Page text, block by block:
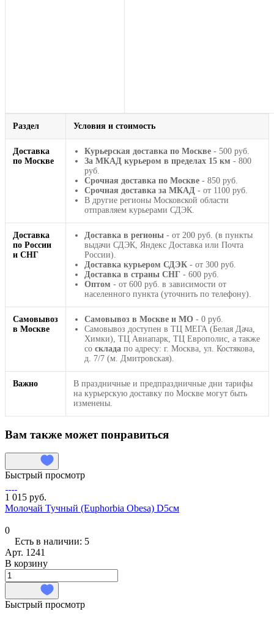
Раздел Условия и стоимость
Доставка
по Москве
Курьерская доставка по Москве - 500 руб.
За МКАД курьером в пределах 15 км - 800
руб.
Срочная доставка по Москве - 850 руб.
Срочная доставка за МКАД - от 1100 руб.
В другие регионы Московской области
отправляем курьерами СДЭК.
Доставка
по России
и СНГ
Доставка в регионы - от 200 руб. (в пункты
выдачи СДЭК, Яндекс Доставка или Почта
России).
Доставка курьером СДЭК - от 300 руб.
Доставка в страны СНГ - 600 руб.
Оптом - от 600 руб. в зависимости от
населенного пункта (уточнить по телефону).
Самовывоз
в Москве
Самовывоз в Москве и МО - 0 руб.
Самовывоз доступен в ТЦ МЕГА (Белая Дача,
Химки), ТЦ Авиапарк, ТЦ Европолис, а также
со склада по адресу: г. Москва, ул. Костякова,
д. 7/7 (м. Дмитровская).
Важно
В праздничные и предпраздничные дни тарифы
на курьерскую доставку по Москве могут быть
изменены.
Вам также может понравиться
Быстрый просмотр
1 015 руб.
Молочай Тучный (Euphorbia Obesa) D5см
0
Есть в наличии: 5
Арт. 1241
В корзину
Быстрый просмотр